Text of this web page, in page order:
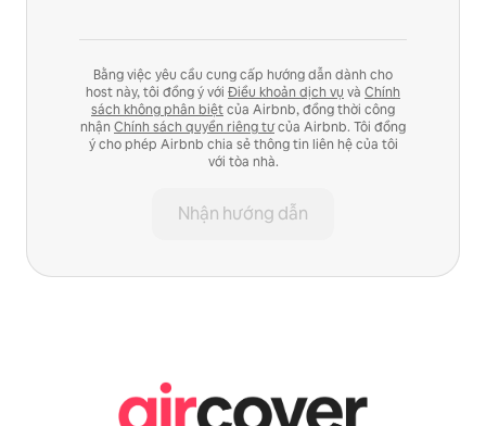
Bằng việc yêu cầu cung cấp hướng dẫn dành cho
host này, tôi đồng ý với Điều khoản dịch vụ và Chính
sách không phân biệtcủa Airbnb, đồng thời công
nhận Chính sách quyền riêng tưcủa Airbnb. Tôi đồng
ý cho phép Airbnb chia sẻ thông tin liên hệ của tôi
với tòa nhà.
Nhận hướng dẫn